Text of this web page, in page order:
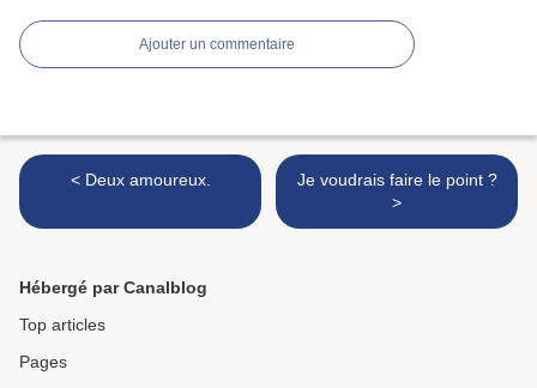
Ajouter un commentaire
< Deux amoureux.
Je voudrais faire le point ?
>
Hébergé par Canalblog
Top articles
Pages